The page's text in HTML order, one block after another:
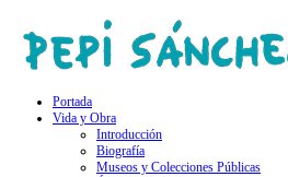
Portada
Vida y Obra
Introducción
Biografía
Museos y Colecciones Públicas